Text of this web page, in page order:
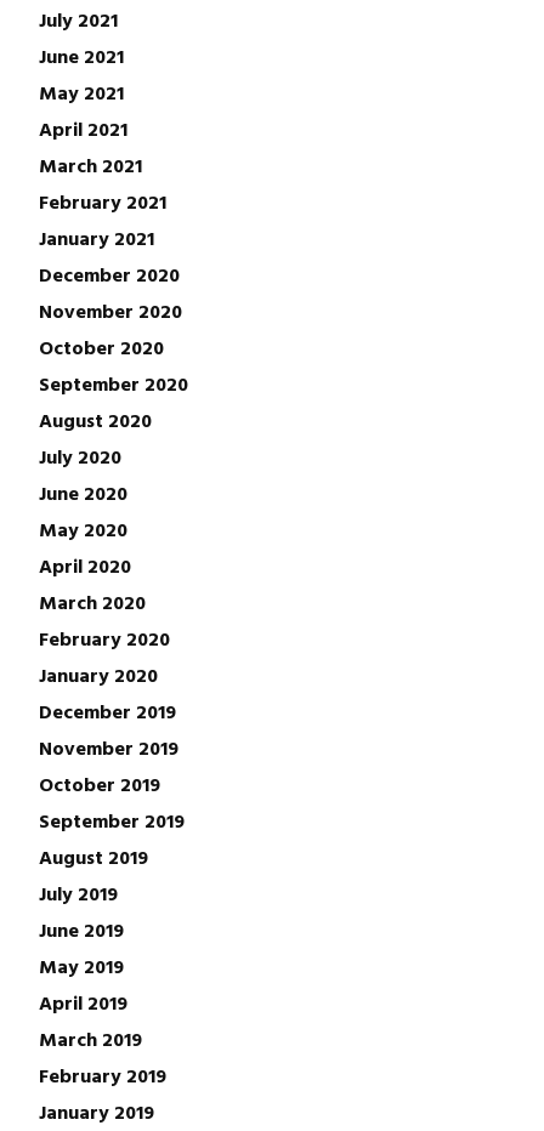
July 2021
June 2021
May 2021
April 2021
March 2021
February 2021
January 2021
December 2020
November 2020
October 2020
September 2020
August 2020
July 2020
June 2020
May 2020
April 2020
March 2020
February 2020
January 2020
December 2019
November 2019
October 2019
September 2019
August 2019
July 2019
June 2019
May 2019
April 2019
March 2019
February 2019
January 2019